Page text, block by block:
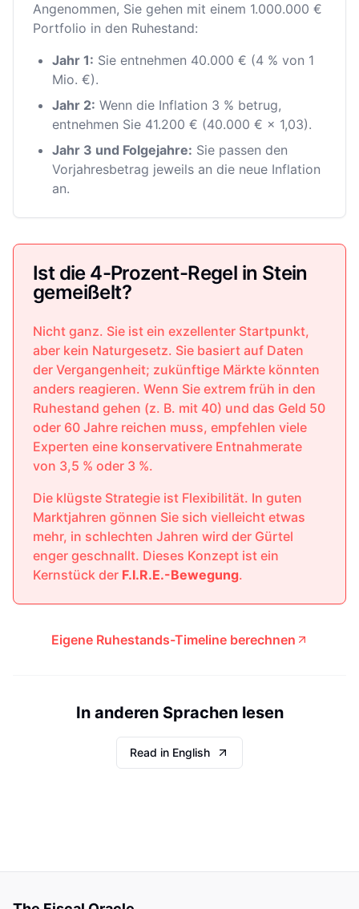
Angenommen, Sie gehen mit einem 1.000.000 €
Portfolio in den Ruhestand:
Jahr 1: Sie entnehmen 40.000 € (4 % von 1
Mio. €).
Jahr 2: Wenn die Inflation 3 % betrug,
entnehmen Sie 41.200 € (40.000 € × 1,03).
Jahr 3 und Folgejahre: Sie passen den
Vorjahresbetrag jeweils an die neue Inflation
an.
Ist die 4-Prozent-Regel in Stein
gemeißelt?
Nicht ganz. Sie ist ein exzellenter Startpunkt,
aber kein Naturgesetz. Sie basiert auf Daten
der Vergangenheit; zukünftige Märkte könnten
anders reagieren. Wenn Sie extrem früh in den
Ruhestand gehen (z. B. mit 40) und das Geld 50
oder 60 Jahre reichen muss, empfehlen viele
Experten eine konservativere Entnahmerate
von 3,5 % oder 3 %.
Die klügste Strategie ist Flexibilität. In guten
Marktjahren gönnen Sie sich vielleicht etwas
mehr, in schlechten Jahren wird der Gürtel
enger geschnallt. Dieses Konzept ist ein
Kernstück der F.I.R.E.-Bewegung.
Eigene Ruhestands-Timeline berechnen
In anderen Sprachen lesen
Read in English